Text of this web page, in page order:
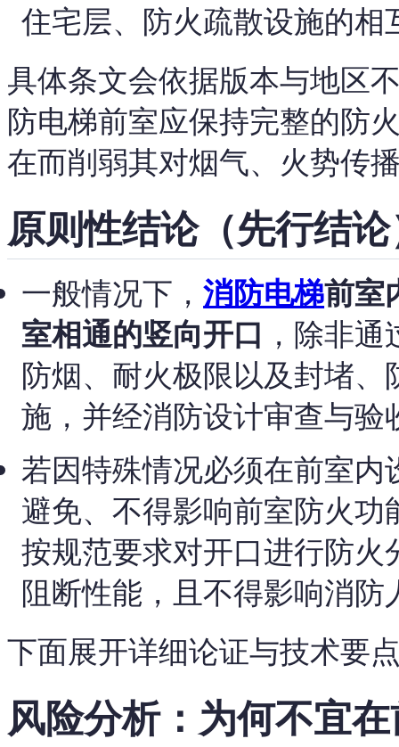
住宅层、防火疏散设施的相
具体条文会依据版本与地区
防电梯前室应保持完整的防
在而削弱其对烟气、火势传
原则性结论（先行结
一般情况下，消防电梯前室
室相通的竖向开口 ，除非
防烟、耐火极限以及封堵
施，并经消防设计审查与验
若因特殊情况必须在前室内
避免、不得影响前室防火功
按规范要求对开口进行防
阻断性能，且不得影响消
下面展开详细论证与技术要
风险分析：为何不宜